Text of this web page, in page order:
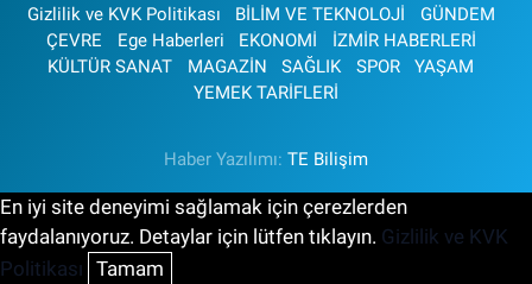
Gizlilik ve KVK Politikası
BİLİM VE TEKNOLOJİ
GÜNDEM
ÇEVRE
Ege Haberleri EKONOMİ
İZMİR HABERLERİ
KÜLTÜR SANAT
MAGAZİN SAĞLIK SPOR
YAŞAM
YEMEK TARİFLERİ
Haber Yazılımı: TE Bilişim
En iyi site deneyimi sağlamak için çerezlerden
faydalanıyoruz. Detaylar için lütfen tıklayın. Gizlilik ve KVK
Politikası Tamam